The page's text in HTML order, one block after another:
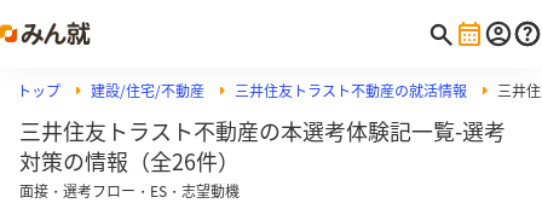
トップ 建設/住宅/不動産 三井住友トラスト不動産の就活情報 三井
三井住友トラスト不動産の本選考体験記一覧-選考
対策の情報（全26件）
面接・選考フロー・ES・志望動機